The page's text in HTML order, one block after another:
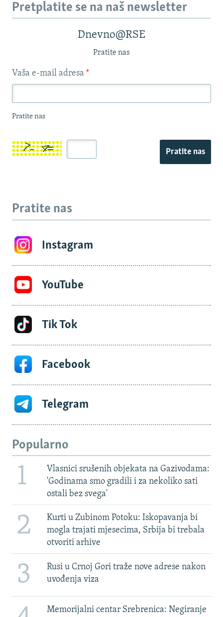
Pretplatite se na naš newsletter
Dnevno@RSE
Pratite nas
Vaša e-mail adresa *
Pratite nas
Pratite nas
Pratite nas
Instagram
YouTube
Tik Tok
Facebook
Telegram
Popularno
1
Vlasnici srušenih objekata na Gazivodama:
'Godinama smo gradili i za nekoliko sati
ostali bez svega'
2
Kurti u Zubinom Potoku: Iskopavanja bi
mogla trajati mjesecima, Srbija bi trebala
otvoriti arhive
3
Rusi u Crnoj Gori traže nove adrese nakon
uvođenja viza
Memorijalni centar Srebrenica: Negiranje